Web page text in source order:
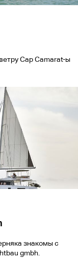
Cap Camarat-ы
знакомы с
gmbh.